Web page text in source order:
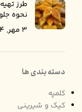
طرز
نحوه
3 مهر, 1404
دسته بندی ها
کلمپه
کیک و شیرینی